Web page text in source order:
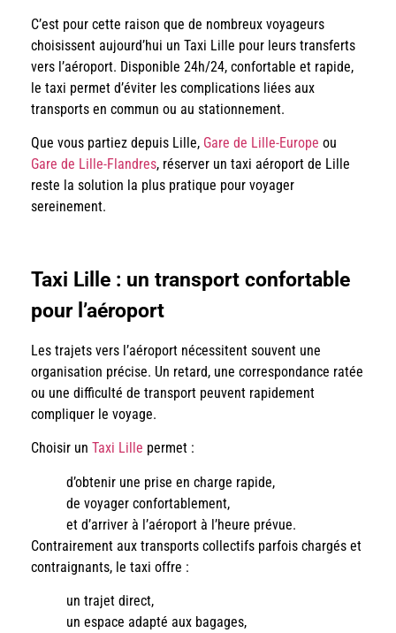
C’est pour cette raison que de nombreux voyageurs
choisissent aujourd’hui un Taxi Lille pour leurs transferts
vers l’aéroport. Disponible 24h/24, confortable et rapide,
le taxi permet d’éviter les complications liées aux
transports en commun ou au stationnement.
Que vous partiez depuis Lille, Gare de Lille-Europe ou
Gare de Lille-Flandres, réserver un taxi aéroport de Lille
reste la solution la plus pratique pour voyager
sereinement.
Taxi Lille : un transport confortable
pour l’aéroport
Les trajets vers l’aéroport nécessitent souvent une
organisation précise. Un retard, une correspondance ratée
ou une difficulté de transport peuvent rapidement
compliquer le voyage.
Choisir un Taxi Lille permet :
d’obtenir une prise en charge rapide,
de voyager confortablement,
et d’arriver à l’aéroport à l’heure prévue.
Contrairement aux transports collectifs parfois chargés et
contraignants, le taxi offre :
un trajet direct,
un espace adapté aux bagages,